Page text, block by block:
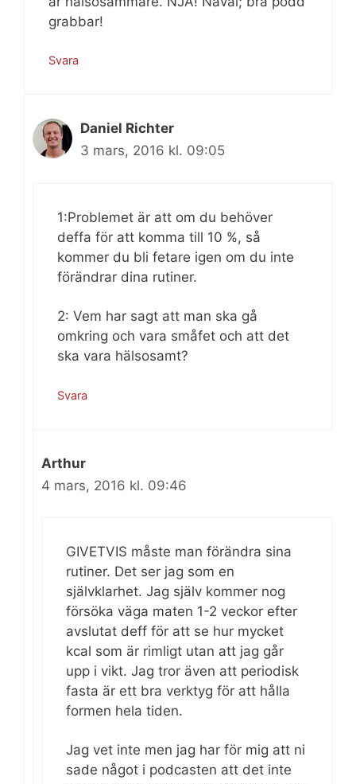
grabbar!
Svara
Daniel Richter
3 mars, 2016 kl. 09:05
1:Problemet är att om du behöver
deffa för att komma till 10 %, så
kommer du bli fetare igen om du inte
förändrar dina rutiner.
2: Vem har sagt att man ska gå
omkring och vara småfet och att det
ska vara hälsosamt?
Svara
Arthur
4 mars, 2016 kl. 09:46
GIVETVIS måste man förändra sina
rutiner. Det ser jag som en
självklarhet. Jag själv kommer nog
försöka väga maten 1-2 veckor efter
avslutat deff för att se hur mycket
kcal som är rimligt utan att jag går
upp i vikt. Jag tror även att periodisk
fasta är ett bra verktyg för att hålla
formen hela tiden.
Jag vet inte men jag har för mig att ni
sade något i podcasten att det inte